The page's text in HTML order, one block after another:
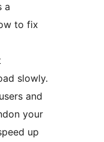
a
to fix
slowly.
and
your
up